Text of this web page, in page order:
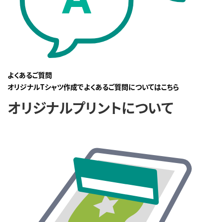
よくあるご質問
オリジナルTシャツ作成でよくあるご質問についてはこちら
オリジナルプリントについて